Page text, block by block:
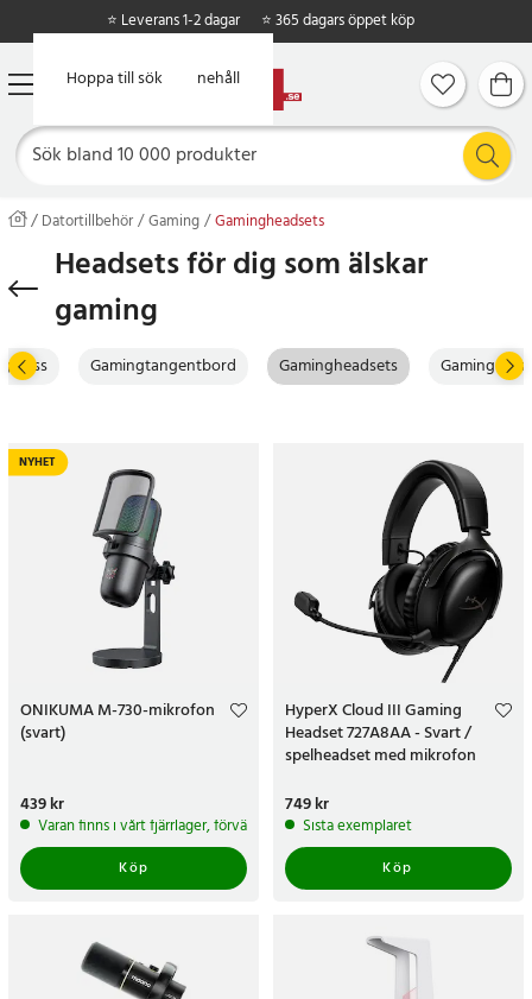
Hoppa till huvudinnehåll
Hoppa till sök
⭐ Leverans 1-2 dagar ⭐ 365 dagars öppet köp
Datortillbehör Gaming Gamingheadsets
Headsets för dig som älskar
gaming
Gamingtangentbord Gamingheadsets
NYHET
ONIKUMA M-730-mikrofon
(svart)
Pris:439 kr
439 kr
Varan finns i vårt fjärrlager, förväntas skickas inom 5-7 arbetsdagar
Köp
HyperX Cloud III Gaming
Headset 727A8AA - Svart /
spelheadset med mikrofon
Pris:749 kr
749 kr
Sista exemplaret
Köp